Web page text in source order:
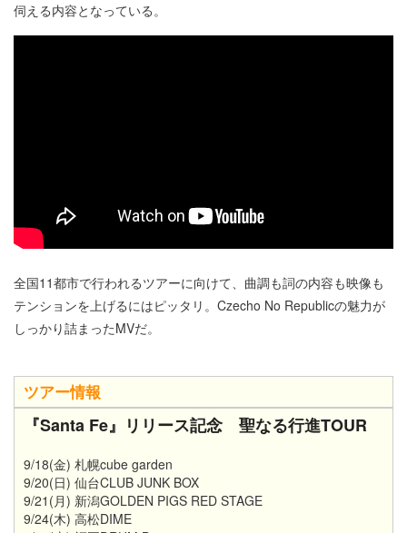
伺える内容となっている。
全国11都市で行われるツアーに向けて、曲調も詞の内容も映像も
テンションを上げるにはピッタリ。Czecho No Republicの魅力が
しっかり詰まったMVだ。
ツアー情報
『Santa Fe』リリース記念 聖なる行進TOUR
9/18(金) 札幌cube garden
9/20(日) 仙台CLUB JUNK BOX
9/21(月) 新潟GOLDEN PIGS RED STAGE
9/24(木) 高松DIME